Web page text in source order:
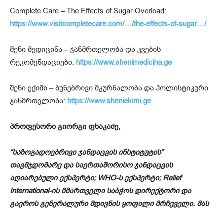
Complete Care – The Effects of Sugar Overload:
https://www.visitcompletecare.com/…/the-effects-of-sugar…/
შენი მედიცინა – ჯანმრთელობა და კვების
რეკომენდაციები: https://www.shenimedicina.ge
შენი ექიმი – ბუნებრივი მკურნალობა და ჰოლისტიკური
ჯანმრთელობა: https://www.sheniekimi.ge
პროფესორი გიორგი ფხაკაძე,
“საზოგადოებრივი ჯანდაცვის ინსტიტუტის”
თავმჯდომარე და საერთაშორისო ჯანდაცვის
აღიარებული ექსპერტი; WHO-ს ექსპერტი; Relief
International-ის მმართველი საბჭოს დირექტორი და
გაეროს გენერალური მდივნის ყოფილი მრჩეველი. მას